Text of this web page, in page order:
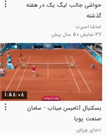
حواشی جالب لیگ یک در هفته
گذشته
تماشا اسپرت
37 نمایش
5 سال پیش
1:58:08
بسکتبال آنامیس میناب - سامان
صنعت پویا
دنیای ورزش